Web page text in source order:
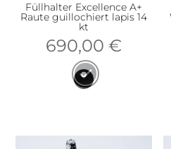
Füllhalter Excellence A+
Raute guillochiert lapis 14
kt
690,00€